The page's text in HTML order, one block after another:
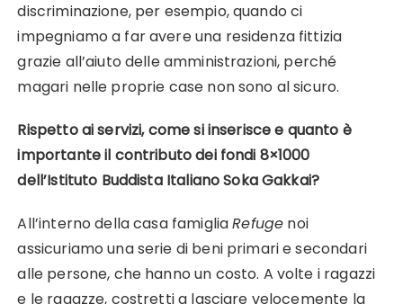
discriminazione, per esempio, quando ci
impegniamo a far avere una residenza fittizia
grazie all’aiuto delle amministrazioni, perché
magari nelle proprie case non sono al sicuro.
Rispetto ai servizi, come si inserisce e quanto è
importante il contributo dei fondi 8×1000
dell’Istituto Buddista Italiano Soka Gakkai?
All’interno della casa famigliaRefuge noi
assicuriamo una serie di beni primari e secondari
alle persone, che hanno un costo. A volte i ragazzi
e le ragazze, costretti a lasciare velocemente la